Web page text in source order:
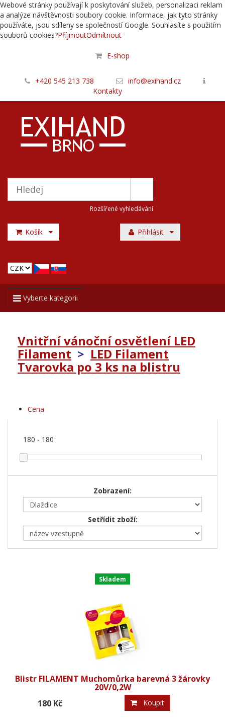
Webové stránky používají k poskytování služeb, personalizaci reklam
a analýze návštěvnosti soubory cookie. Informace, jak tyto stránky
používáte, jsou sdíleny se společností Google. Souhlasíte s použitím
souborů cookies?PříjmoutOdmítnout
E-shop
+420 545 213 738
info@exihand.cz
Kontakty
Rozšířené vyhledávání
Košík Přihlásit
Toggle
navigation
Vyberte kategorii
Vnitřní vánoční osvětlení LED
Filament > LED Filament
Tvarovka po 3 ks na blistru
Cena
180 - 180
Zobrazení:
Setřídit zboží:
Blistr FILAMENT Muchomůrka barevná 3 žárovky
20V/0,2W
Skladem
180 Kč Koupit